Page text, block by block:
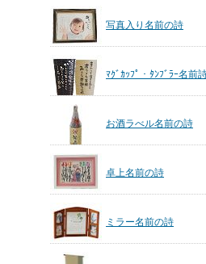
写真入り名前の詩
ﾏｸﾞｶｯﾌﾟ・ﾀﾝﾌﾞﾗｰ名前
お酒ラべル名前の詩
卓上名前の詩
ミラー名前の詩